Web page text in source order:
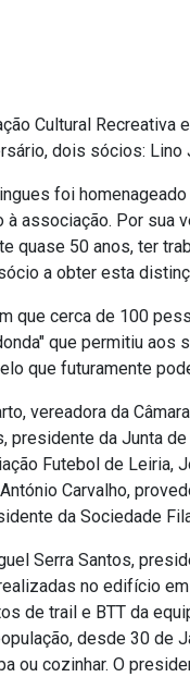
Cultural Recreativa
dois sócios:
foi
à associação. Por sua
quase 50 anos, ter
a obter esta
que cerca de 100
que permitiu aos
que futuramente
vereadora da
presidente da Junta
Futebol de Leiria,
Carvalho,
da Sociedade
Serra Santos,
no edifício
de trail e BTT da
desde 30 de
ou cozinhar. O